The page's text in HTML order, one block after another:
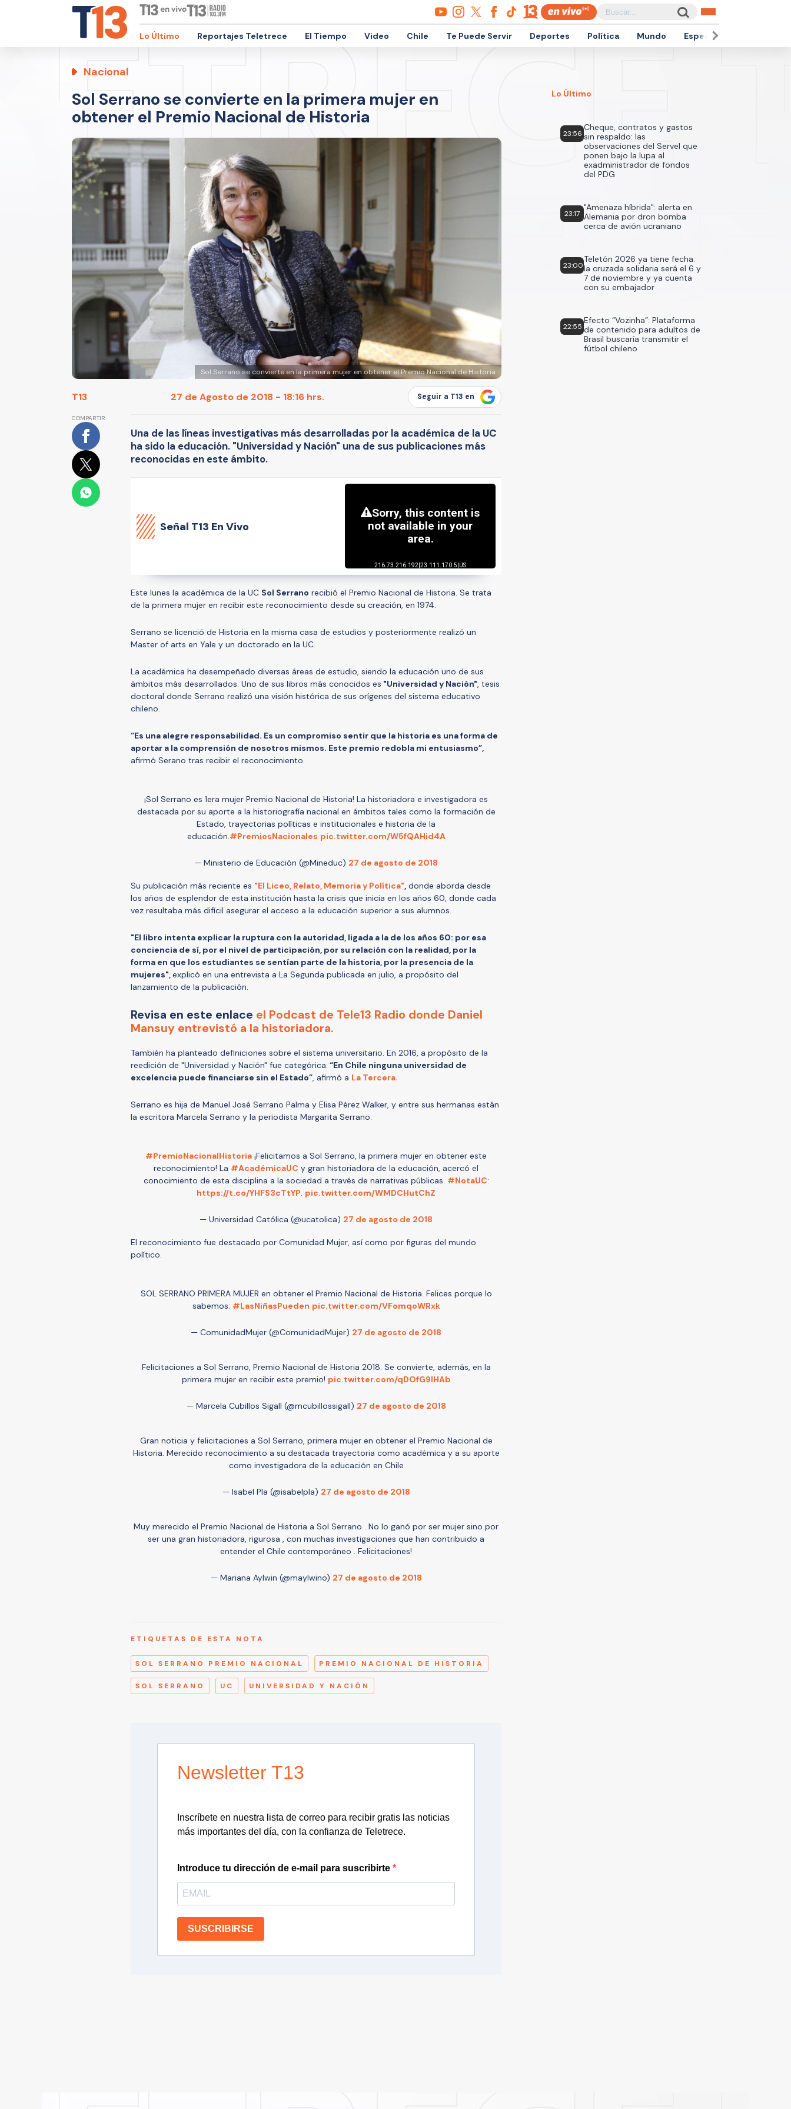
Lo Último Reportajes Teletrece El Tiempo Video Chile Te Puede Servir Deportes Política Mundo Espectáculos
Nacional
Sol Serrano se convierte en la primera mujer en
obtener el Premio Nacional de Historia
Sol Serrano se convierte en la primera mujer en obtener el Premio Nacional de Historia
T13 27 de Agosto de 2018 - 18:16 hrs. Seguir a T13 en
COMPARTIR
Una de las líneas investigativas más desarrolladas por la académica de la UC
ha sido la educación. "Universidad y Nación" una de sus publicaciones más
reconocidas en este ámbito.
Señal T13 En Vivo
Este lunes la académica de la UC Sol Serrano recibió el Premio Nacional de Historia. Se trata
de la primera mujer en recibir este reconocimiento desde su creación, en 1974.
Serrano se licenció de Historia en la misma casa de estudios y posteriormente realizó un
Master of arts en Yale y un doctorado en la UC.
La académica ha desempeñado diversas áreas de estudio, siendo la educación uno de sus
ámbitos más desarrollados. Uno de sus libros más conocidos es "Universidad y Nación", tesis
doctoral donde Serrano realizó una visión histórica de sus orígenes del sistema educativo
chileno.
“Es una alegre responsabilidad. Es un compromiso sentir que la historia es una forma de
aportar a la comprensión de nosotros mismos. Este premio redobla mi entusiasmo”,
afirmó Serano tras recibir el reconocimiento.
¡Sol Serrano es 1era mujer Premio Nacional de Historia! La historiadora e investigadora es
destacada por su aporte a la historiografía nacional en ámbitos tales como la formación de
Estado, trayectorias políticas e institucionales e historia de la
educación.#PremiosNacionales pic.twitter.com/W5fQAHid4A
— Ministerio de Educación (@Mineduc) 27 de agosto de 2018
Su publicación más reciente es "El Liceo, Relato, Memoria y Política", donde aborda desde
los años de esplendor de esta institución hasta la crisis que inicia en los años 60, donde cada
vez resultaba más difícil asegurar el acceso a la educación superior a sus alumnos.
"El libro intenta explicar la ruptura con la autoridad, ligada a la de los años 60: por esa
conciencia de sí, por el nivel de participación, por su relación con la realidad, por la
forma en que los estudiantes se sentían parte de la historia, por la presencia de la
mujeres",explicó en una entrevista a La Segunda publicada en julio, a propósito del
lanzamiento de la publicación.
Revisa en este enlace el Podcast de Tele13 Radio donde Daniel
Mansuy entrevistó a la historiadora.
También ha planteado definiciones sobre el sistema universitario. En 2016, a propósito de la
reedición de "Universidad y Nación" fue categórica: “En Chile ninguna universidad de
excelencia puede financiarse sin el Estado”, afirmó a La Tercera.
Serrano es hija de Manuel José Serrano Palma y Elisa Pérez Walker, y entre sus hermanas están
la escritora Marcela Serrano y la periodista Margarita Serrano.
#PremioNacionalHistoria ¡Felicitamos a Sol Serrano, la primera mujer en obtener este
reconocimiento! La #AcadémicaUC y gran historiadora de la educación, acercó el
conocimiento de esta disciplina a la sociedad a través de narrativas públicas. #NotaUC:
https://t.co/YHFS3cTtYP. pic.twitter.com/WMDCHutChZ
— Universidad Católica (@ucatolica) 27 de agosto de 2018
El reconocimiento fue destacado por Comunidad Mujer, así como por figuras del mundo
político.
SOL SERRANO PRIMERA MUJER en obtener el Premio Nacional de Historia. Felices porque lo
sabemos: #LasNiñasPueden pic.twitter.com/VFomqoWRxk
— ComunidadMujer (@ComunidadMujer) 27 de agosto de 2018
Felicitaciones a Sol Serrano, Premio Nacional de Historia 2018. Se convierte, además, en la
primera mujer en recibir este premio! pic.twitter.com/qDOfG9lHAb
— Marcela Cubillos Sigall (@mcubillossigall) 27 de agosto de 2018
Gran noticia y felicitaciones a Sol Serrano, primera mujer en obtener el Premio Nacional de
Historia. Merecido reconocimiento a su destacada trayectoria como académica y a su aporte
como investigadora de la educación en Chile
— Isabel Pla (@isabelpla) 27 de agosto de 2018
Muy merecido el Premio Nacional de Historia a Sol Serrano . No lo ganó por ser mujer sino por
ser una gran historiadora, rigurosa , con muchas investigaciones que han contribuido a
entender el Chile contemporáneo . Felicitaciones!
— Mariana Aylwin (@maylwino) 27 de agosto de 2018
ETIQUETAS DE ESTA NOTA
SOL SERRANO PREMIO NACIONAL PREMIO NACIONAL DE HISTORIA
SOL SERRANO UC UNIVERSIDAD Y NACIÓN
Newsletter T13
Inscríbete en nuestra lista de correo para recibir gratis las noticias
más importantes del día, con la confianza de Teletrece.
Introduce tu dirección de e-mail para suscribirte
SUSCRIBIRSE
Lo Último
23:56
Cheque, contratos y gastos
sin respaldo: las
observaciones del Servel que
ponen bajo la lupa al
exadministrador de fondos
del PDG
23:17
"Amenaza híbrida": alerta en
Alemania por dron bomba
cerca de avión ucraniano
23:00
Teletón 2026 ya tiene fecha:
la cruzada solidaria será el 6 y
7 de noviembre y ya cuenta
con su embajador
22:55
Efecto “Vozinha”: Plataforma
de contenido para adultos de
Brasil buscaría transmitir el
fútbol chileno